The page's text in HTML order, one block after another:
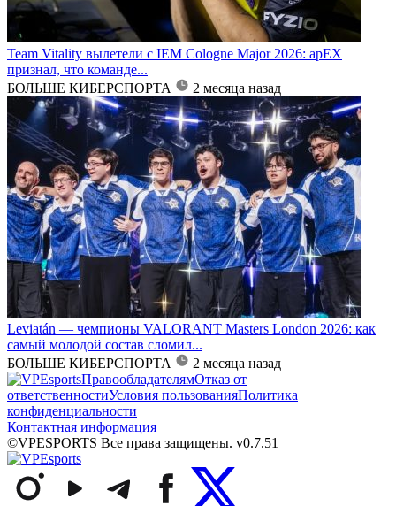
Team Vitality вылетели с IEM Cologne Major 2026: apEX
признал, что команде...
БОЛЬШЕ КИБЕРСПОРТА
2 месяца назад
Leviatán — чемпионы VALORANT Masters London 2026: как
самый молодой состав сломил...
БОЛЬШЕ КИБЕРСПОРТА
2 месяца назад
ПравообладателямОтказ от
ответственностиУсловия пользованияПолитика
конфиденциальности
Контактная информация
©VPESPORTS Все права защищены. v0.7.51